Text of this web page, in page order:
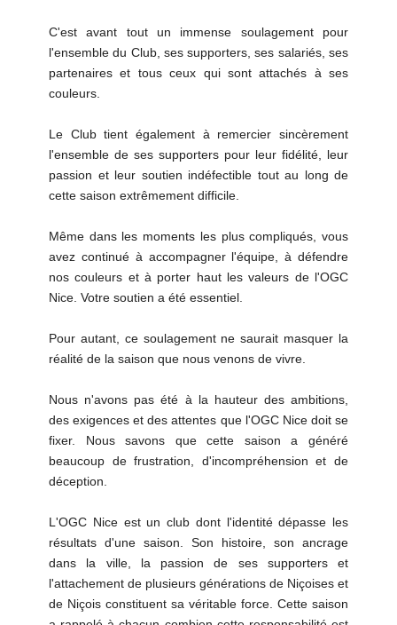
C'est avant tout un immense soulagement pour
l'ensemble du Club, ses supporters, ses salariés, ses
partenaires et tous ceux qui sont attachés à ses
couleurs.
Le Club tient également à remercier sincèrement
l'ensemble de ses supporters pour leur fidélité, leur
passion et leur soutien indéfectible tout au long de
cette saison extrêmement difficile.
Même dans les moments les plus compliqués, vous
avez continué à accompagner l'équipe, à défendre
nos couleurs et à porter haut les valeurs de l'OGC
Nice. Votre soutien a été essentiel.
Pour autant, ce soulagement ne saurait masquer la
réalité de la saison que nous venons de vivre.
Nous n'avons pas été à la hauteur des ambitions,
des exigences et des attentes que l'OGC Nice doit se
fixer. Nous savons que cette saison a généré
beaucoup de frustration, d'incompréhension et de
déception.
L'OGC Nice est un club dont l'identité dépasse les
résultats d'une saison. Son histoire, son ancrage
dans la ville, la passion de ses supporters et
l'attachement de plusieurs générations de Niçoises et
de Niçois constituent sa véritable force. Cette saison